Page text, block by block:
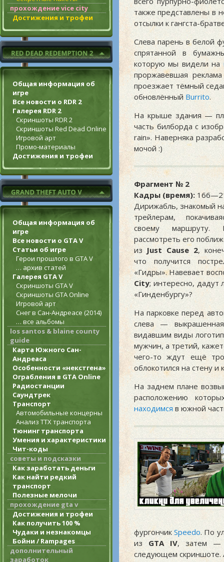
прохождение vice city
Достижения и трофеи
Общая информация об
игре
Все новости о RDR 2
Галерея RDR 2
Скриншоты RDR 2
Скриншоты Red Dead Online
Игровой арт
Промо-материалы
Достижения и трофеи
Общая информация об
игре
Все новости о GTA V
Статьи об игре
Герои прошлого в GTA V
… архив статей
Галерея GTA V
Скриншоты GTA V
Скриншоты GTA Online
Игровой арт
Снег в Сан-Андреасе (2014)
… все альбомы
los santos & blaine county
guide
Карта Южного Сан-
Андреаса
Особенности «некстгена»
Ограбления в GTA Online
Радиостанции
Саундтрек
Транспорт
Автомобильные концерны
Анализ ТТХ транспорта
Тюнинг транспорта
Умения и характеристики
Чит-коды
советы и подсказки
Как заработать деньги
Как найти редкий
транспорт
Полезные мелочи
прохождение gta v
Достижения и трофеи
Как получить 100 %
Чудаки и незнакомцы
Бойни / Rampages
дополнительный
заработок
также представлены в
отсылки к гангста-
Слева парень в белой
спрятанной в
которую мы видели на
проржавевшая
проезжает тёмный
обновлённый Burrito.
На крыше здания —
часть билборда с
rain». Наверняка
мочой :)
Фрагмент № 2
Кадры (время):
Дирижабль, знакомый
трейлерам,
своему маршруту.
рассмотреть его
изJust Cause 2,
что получится
«Гидры». Навевает
City; интересно, дадут
«Гинденбургу»?
На парковке перед
слева —
видавшим виды
мужчин, а третий,
чего-то ждут ещё
облокотился на стену и
На заднем плане
расположению
находимсяв южной
фургончикSpeedo. По
из GTA IV, затем —
следующем скриншоте.